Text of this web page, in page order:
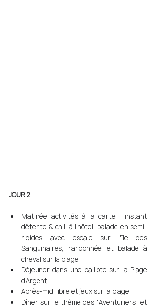
JOUR 2
Matinée activités à la carte : instant
détente & chill à l'hôtel, balade en semi-
rigides avec escale sur l'île des
Sanguinaires, randonnée et balade à
cheval sur la plage
Déjeuner dans une paillote sur la Plage
d'Argent
Après-midi libre et jeux sur la plage
Dîner sur le thème des "Aventuriers" et